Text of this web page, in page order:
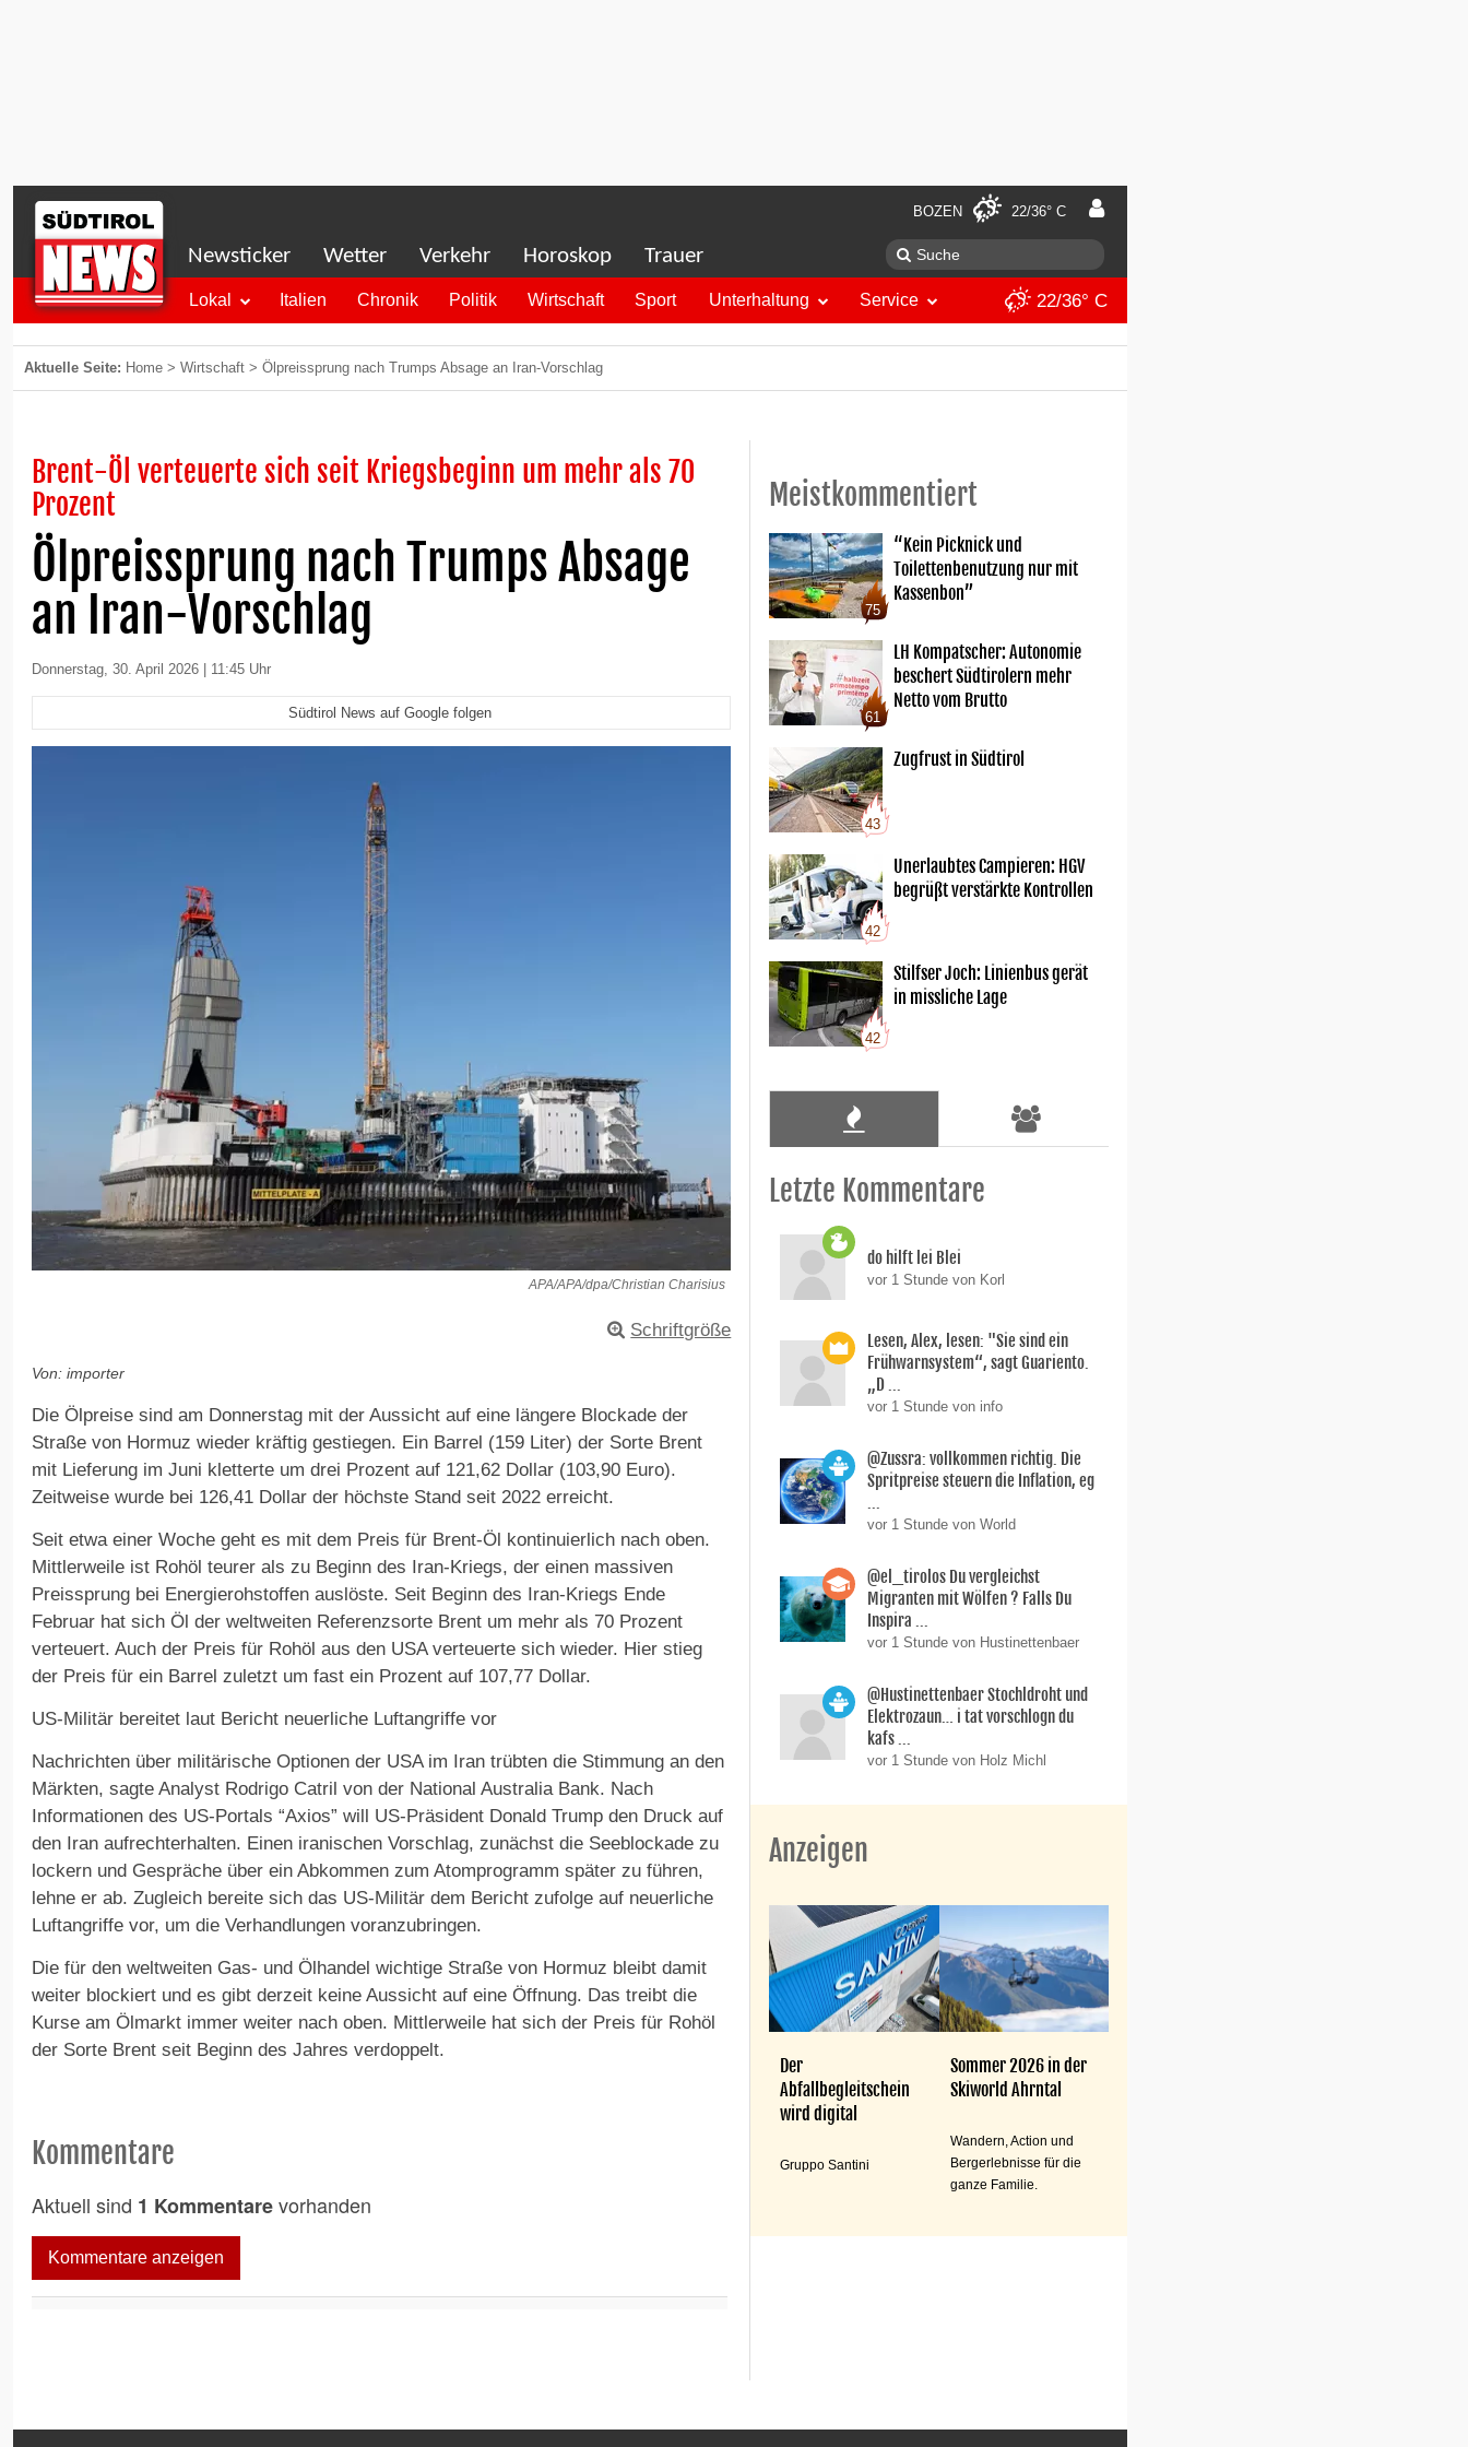
BOZEN 22/36° C
Newsticker Wetter Verkehr Horoskop Trauer
Lokal Italien Chronik Politik Wirtschaft Sport Unterhaltung Service 22/36° C
Aktuelle Seite: Home > Wirtschaft > Ölpreissprung nach Trumps Absage an Iran-Vorschlag
Brent-Öl verteuerte sich seit Kriegsbeginn um mehr als 70
Prozent
Ölpreissprung nach Trumps Absage
an Iran-Vorschlag
Donnerstag, 30. April 2026 | 11:45 Uhr
Südtirol News auf Google folgen
APA/APA/dpa/Christian Charisius
Schriftgröße
Von: importer
Die Ölpreise sind am Donnerstag mit der Aussicht auf eine längere Blockade der
Straße von Hormuz wieder kräftig gestiegen. Ein Barrel (159 Liter) der Sorte Brent
mit Lieferung im Juni kletterte um drei Prozent auf 121,62 Dollar (103,90 Euro).
Zeitweise wurde bei 126,41 Dollar der höchste Stand seit 2022 erreicht.
Seit etwa einer Woche geht es mit dem Preis für Brent-Öl kontinuierlich nach oben.
Mittlerweile ist Rohöl teurer als zu Beginn des Iran-Kriegs, der einen massiven
Preissprung bei Energierohstoffen auslöste. Seit Beginn des Iran-Kriegs Ende
Februar hat sich Öl der weltweiten Referenzsorte Brent um mehr als 70 Prozent
verteuert. Auch der Preis für Rohöl aus den USA verteuerte sich wieder. Hier stieg
der Preis für ein Barrel zuletzt um fast ein Prozent auf 107,77 Dollar.
US-Militär bereitet laut Bericht neuerliche Luftangriffe vor
Nachrichten über militärische Optionen der USA im Iran trübten die Stimmung an den
Märkten, sagte Analyst Rodrigo Catril von der National Australia Bank. Nach
Informationen des US-Portals “Axios” will US-Präsident Donald Trump den Druck auf
den Iran aufrechterhalten. Einen iranischen Vorschlag, zunächst die Seeblockade zu
lockern und Gespräche über ein Abkommen zum Atomprogramm später zu führen,
lehne er ab. Zugleich bereite sich das US-Militär dem Bericht zufolge auf neuerliche
Luftangriffe vor, um die Verhandlungen voranzubringen.
Die für den weltweiten Gas- und Ölhandel wichtige Straße von Hormuz bleibt damit
weiter blockiert und es gibt derzeit keine Aussicht auf eine Öffnung. Das treibt die
Kurse am Ölmarkt immer weiter nach oben. Mittlerweile hat sich der Preis für Rohöl
der Sorte Brent seit Beginn des Jahres verdoppelt.
Kommentare
Aktuell sind 1 Kommentarevorhanden
Kommentare anzeigen
Meistkommentiert
75
“Kein Picknick und
Toilettenbenutzung nur mit
Kassenbon”
61
LH Kompatscher: Autonomie
beschert Südtirolern mehr
Netto vom Brutto
43
Zugfrust in Südtirol
42
Unerlaubtes Campieren: HGV
begrüßt verstärkte Kontrollen
42
Stilfser Joch: Linienbus gerät
in missliche Lage
Letzte Kommentare
do hilft lei Blei
vor 1 Stunde von Korl
Lesen, Alex, lesen: "Sie sind ein
Frühwarnsystem“, sagt Guariento.
„D ...
vor 1 Stunde von info
@Zussra: vollkommen richtig. Die
Spritpreise steuern die Inflation, eg
...
vor 1 Stunde von World
@el_tirolos Du vergleichst
Migranten mit Wölfen ? Falls Du
Inspira ...
vor 1 Stunde von Hustinettenbaer
@Hustinettenbaer Stochldroht und
Elektrozaun… i tat vorschlogn du
kafs ...
vor 1 Stunde von Holz Michl
Anzeigen
Der
Abfallbegleitschein
wird digital
Gruppo Santini
Sommer 2026 in der
Skiworld Ahrntal
Wandern, Action und
Bergerlebnisse für die
ganze Familie.